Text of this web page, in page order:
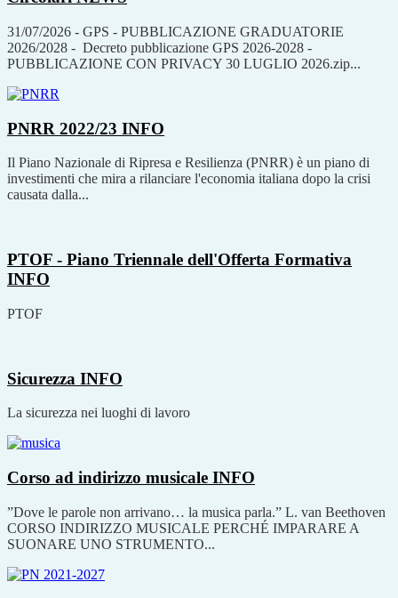
31/07/2026 - GPS - PUBBLICAZIONE GRADUATORIE
2026/2028 - Decreto pubblicazione GPS 2026-2028 -
PUBBLICAZIONE CON PRIVACY 30 LUGLIO 2026.zip...
PNRR 2022/23 INFO
Il Piano Nazionale di Ripresa e Resilienza (PNRR) è un piano di
investimenti che mira a rilanciare l'economia italiana dopo la crisi
causata dalla...
PTOF - Piano Triennale dell'Offerta Formativa
INFO
PTOF
Sicurezza INFO
La sicurezza nei luoghi di lavoro
Corso ad indirizzo musicale INFO
”Dove le parole non arrivano… la musica parla.” L. van Beethoven
CORSO INDIRIZZO MUSICALE PERCHÉ IMPARARE A
SUONARE UNO STRUMENTO...